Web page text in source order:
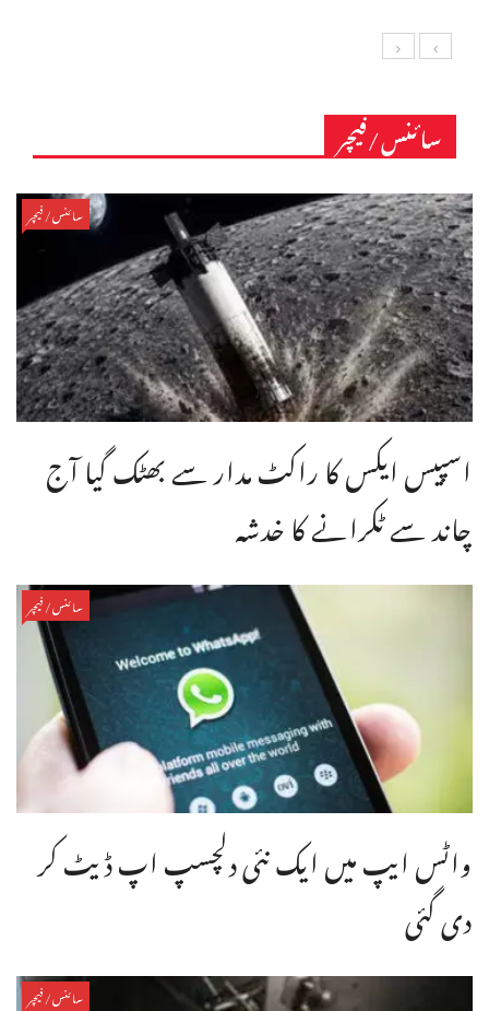
سائنس/فیچر
سائنس/فیچر
اسپیس ایکس کا راکٹ مدار سے بھٹک گیا آج
چاند سے ٹکرانے کا خدشہ
سائنس/فیچر
واٹس ایپ میں ایک نئی دلچسپ اپ ڈیٹ کر
دی گئی
سائنس/فیچر